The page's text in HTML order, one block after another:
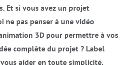
Et si vous avez un projet
ne pas penser à une vidéo
3D pour permettre à vos
complète du projet ? Label
aider en toute simplicité.